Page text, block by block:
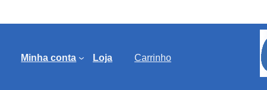
Minha conta Loja Carrinho